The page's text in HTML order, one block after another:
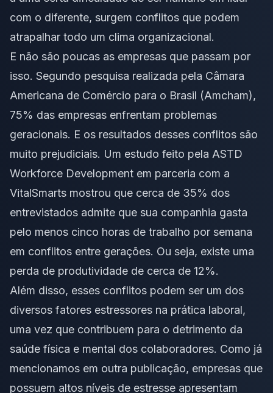
com o diferente, surgem conflitos que podem
atrapalhar todo um clima organizacional.
E não são poucas as empresas que passam por
isso. Segundo pesquisa realizada pela Câmara
Americana de Comércio para o Brasil (Amcham),
75% das empresas enfrentam problemas
geracionais. E os resultados desses conflitos são
muito prejudiciais. Um estudo feito pela ASTD
Workforce Development em parceria com a
VitalSmarts mostrou que cerca de 35% dos
entrevistados admite que sua companhia gasta
pelo menos cinco horas de trabalho por semana
em conflitos entre gerações. Ou seja, existe uma
perda de produtividade de cerca de 12%.
Além disso, esses conflitos podem ser um dos
diversos fatores estressores na prática laboral,
uma vez que contribuem para o detrimento da
saúde física e mental dos colaboradores. Como já
mencionamos em outra publicação, empresas que
possuem altos níveis de estresse apresentam